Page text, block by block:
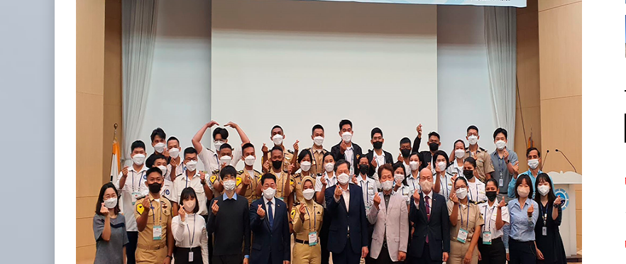
06 AGO 2026
La ATTRAPI licita red de telecomuni ...
Miguel Ángel Bres encabezará seguridad en CONCA
07 AGO 2026
ExxonMobil lleva mantenimiento predictivo al au
05 AGO 2026
Miguel Ángel Bres encabezará seguridad en CONCA
07 AGO 2026
ExxonMobil lleva mantenimiento predictivo al au
05 AGO 2026